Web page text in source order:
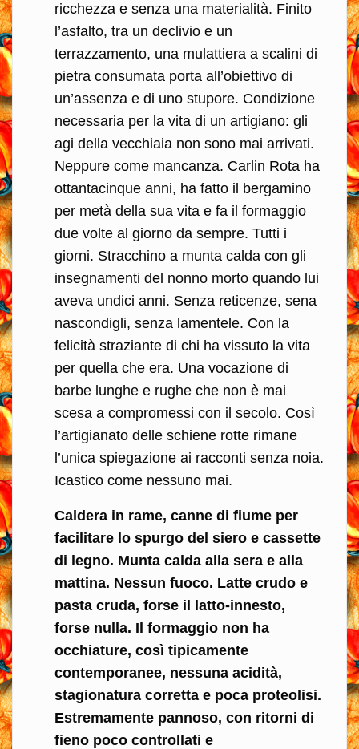
ricchezza e senza una materialità. Finito
l’asfalto, tra un declivio e un
terrazzamento, una mulattiera a scalini di
pietra consumata porta all’obiettivo di
un’assenza e di uno stupore. Condizione
necessaria per la vita di un artigiano: gli
agi della vecchiaia non sono mai arrivati.
Neppure come mancanza. Carlin Rota ha
ottantacinque anni, ha fatto il bergamino
per metà della sua vita e fa il formaggio
due volte al giorno da sempre. Tutti i
giorni. Stracchino a munta calda con gli
insegnamenti del nonno morto quando lui
aveva undici anni. Senza reticenze, sena
nascondigli, senza lamentele. Con la
felicità straziante di chi ha vissuto la vita
per quella che era. Una vocazione di
barbe lunghe e rughe che non è mai
scesa a compromessi con il secolo. Così
l’artigianato delle schiene rotte rimane
l’unica spiegazione ai racconti senza noia.
Icastico come nessuno mai.
Caldera in rame, canne di fiume per
facilitare lo spurgo del siero e cassette
di legno. Munta calda alla sera e alla
mattina. Nessun fuoco. Latte crudo e
pasta cruda, forse il latto-innesto,
forse nulla. Il formaggio non ha
occhiature, così tipicamente
contemporanee, nessuna acidità,
stagionatura corretta e poca proteolisi.
Estremamente pannoso, con ritorni di
fieno poco controllati e